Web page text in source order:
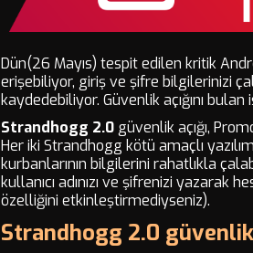
Dün(26 Mayıs) tespit edilen kritik
erişebiliyor, giriş ve şifre bilgilerinizi
kaydedebiliyor. Güvenlik açığını
Strandhogg 2.0 güvenlik açığı,
Her iki Strandhogg kötü amaçlı
kurbanlarının bilgilerini rahatlıkla
kullanıcı adınızı ve şifrenizi
özelliğini etkinleştirmediyseniz).
Strandhogg 2.0